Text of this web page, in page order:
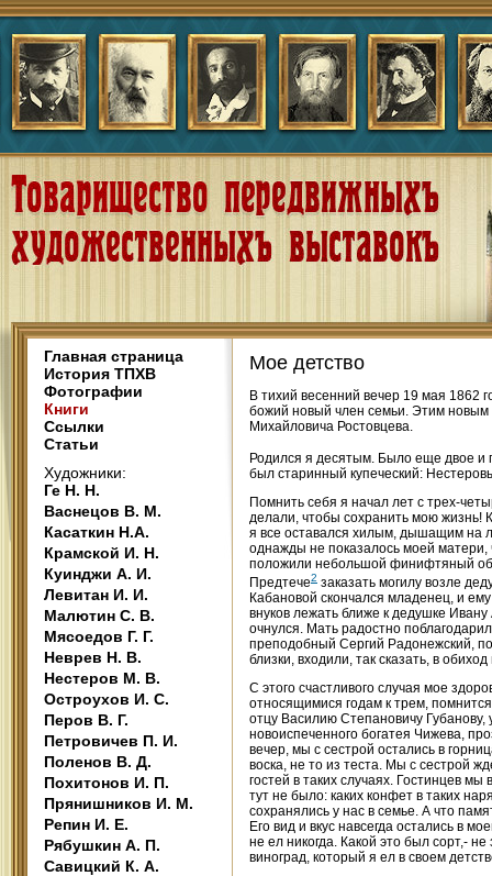
Главная страница
История ТПХВ
Фотографии
Книги
Ссылки
Статьи
Художники:
Ге Н. Н.
Васнецов В. М.
Касаткин Н.А.
Крамской И. Н.
Куинджи А. И.
Левитан И. И.
Малютин С. В.
Мясоедов Г. Г.
Неврев Н. В.
Нестеров М. В.
Остроухов И. С.
Перов В. Г.
Петровичев П. И.
Поленов В. Д.
Похитонов И. П.
Прянишников И. М.
Репин И. Е.
Рябушкин А. П.
Савицкий К. А.
Мое детство
В тихий весенний вечер 19 мая 1862
божий новый член семьи. Этим
Михайловича Ростовцева.
Родился я десятым. Было еще двое и
был старинный купеческий:
Помнить себя я начал лет с трех-
делали, чтобы сохранить мою жизнь!
я все оставался хилым, дышащим на
однажды не показалось моей матери,
положили небольшой финифтяный
Предтече2 заказать могилу возле
Кабановой скончался младенец, и
внуков лежать ближе к дедушке
очнулся. Мать радостно
преподобный Сергий Радонежский,
близки, входили, так сказать, в
С этого счастливого случая мое
относящимися годам к трем,
отцу Василию Степановичу
новоиспеченного богатея Чижева,
вечер, мы с сестрой остались в
воска, не то из теста. Мы с сестрой
гостей в таких случаях. Гостинцев
тут не было: каких конфет в таких
сохранялись у нас в семье. А что
Его вид и вкус навсегда остались в
не ел никогда. Какой это был сорт,-
виноград, который я ел в своем